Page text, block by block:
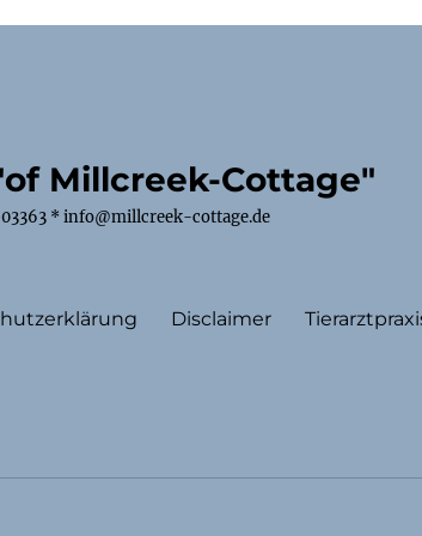
Millcreek-Cottage"
* info@millcreek-cottage.de
Disclaimer